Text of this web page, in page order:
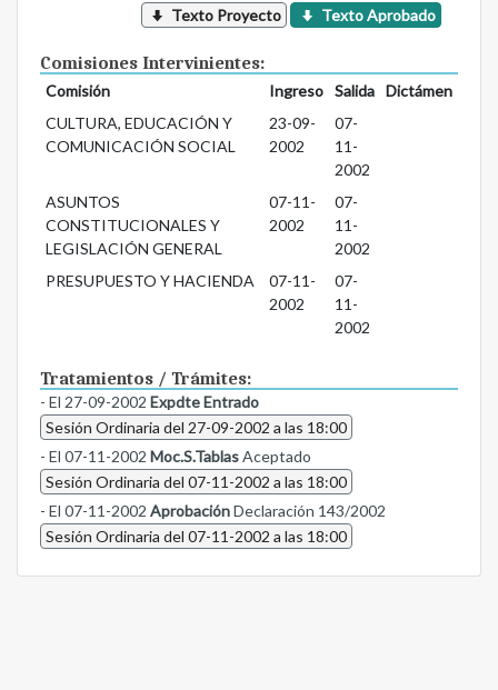
Texto Proyecto Texto Aprobado
Comisiones Intervinientes:
Comisión Ingreso Salida
Dictámen
CULTURA, EDUCACIÓN Y
COMUNICACIÓN SOCIAL
23-09-
2002
07-
11-
2002
ASUNTOS
CONSTITUCIONALES Y
LEGISLACIÓN GENERAL
07-11-
2002
07-
11-
2002
PRESUPUESTO Y HACIENDA
07-11-
2002
07-
11-
2002
Tratamientos / Trámites:
- El 27-09-2002 Expdte Entrado
Sesión Ordinaria del 27-09-2002 a las 18:00
- El 07-11-2002 Moc.S.TablasAceptado
Sesión Ordinaria del 07-11-2002 a las 18:00
- El 07-11-2002 AprobaciónDeclaración 143/2002
Sesión Ordinaria del 07-11-2002 a las 18:00